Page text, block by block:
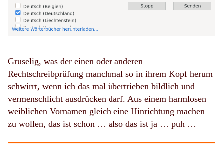
Gruselig, was der einen oder anderen
Rechtschreibprüfung manchmal so in ihrem Kopf herum
schwirrt, wenn ich das mal übertrieben bildlich und
vermenschlicht ausdrücken darf. Aus einem harmlosen
weiblichen Vornamen gleich eine Hinrichtung machen
zu wollen, das ist schon … also das ist ja … puh …